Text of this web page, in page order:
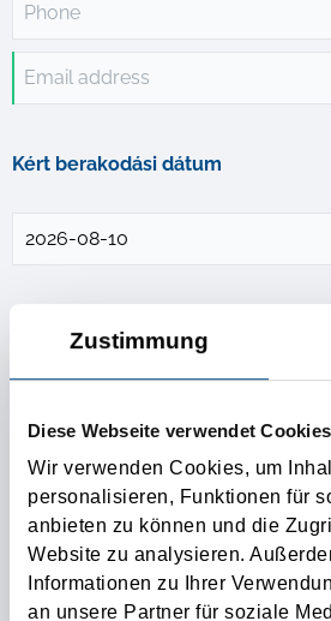
Zustimmung
Diese Webseite verwendet Cookies
Wir verwenden Cookies, um
personalisieren, Funktionen für
anbieten zu können und die
Website zu analysieren.
Informationen zu Ihrer
an unsere Partner für soziale
Phone
Email address
Kért berakodási dátum
További
Kirakodóhely